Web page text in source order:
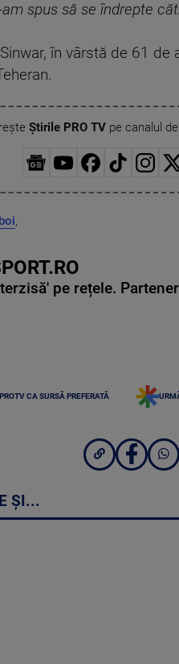
spus să se îndrepte
în vârstă de 61
Știrile PRO TVpe canalul
,
pe rețele.
CA SURSĂ PREFERATĂ
ȘI...